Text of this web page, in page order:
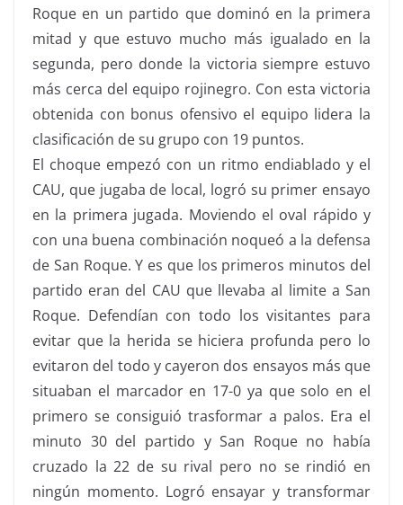
Roque en un partido que dominó en la primera
mitad y que estuvo mucho más igualado en la
segunda, pero donde la victoria siempre estuvo
más cerca del equipo rojinegro. Con esta victoria
obtenida con bonus ofensivo el equipo lidera la
clasificación de su grupo con 19 puntos.
El choque empezó con un ritmo endiablado y el
CAU, que jugaba de local, logró su primer ensayo
en la primera jugada. Moviendo el oval rápido y
con una buena combinación noqueó a la defensa
de San Roque. Y es que los primeros minutos del
partido eran del CAU que llevaba al limite a San
Roque. Defendían con todo los visitantes para
evitar que la herida se hiciera profunda pero lo
evitaron del todo y cayeron dos ensayos más que
situaban el marcador en 17-0 ya que solo en el
primero se consiguió trasformar a palos. Era el
minuto 30 del partido y San Roque no había
cruzado la 22 de su rival pero no se rindió en
ningún momento. Logró ensayar y transformar